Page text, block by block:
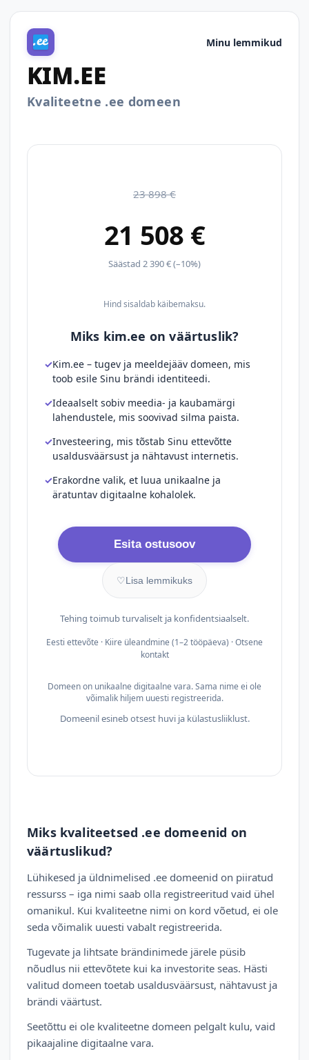
Minu lemmikud
KIM.EE
Kvaliteetne .ee domeen
23 898 €
21 508 €
Säästad 2 390 € (–10%)
Hind sisaldab käibemaksu.
Miks kim.ee on väärtuslik?
Kim.ee – tugev ja meeldejääv domeen, mis
toob esile Sinu brändi identiteedi.
Ideaalselt sobiv meedia- ja kaubamärgi
lahendustele, mis soovivad silma paista.
Investeering, mis tõstab Sinu ettevõtte
usaldusväärsust ja nähtavust internetis.
Erakordne valik, et luua unikaalne ja
äratuntav digitaalne kohalolek.
Esita ostusoov
♡Lisa lemmikuks
Tehing toimub turvaliselt ja konfidentsiaalselt.
Eesti ettevõte · Kiire üleandmine (1–2 tööpäeva) · Otsene
kontakt
Domeen on unikaalne digitaalne vara. Sama nime ei ole
võimalik hiljem uuesti registreerida.
Domeenil esineb otsest huvi ja külastusliiklust.
Miks kvaliteetsed .ee domeenid on
väärtuslikud?
Lühikesed ja üldnimelised .ee domeenid on piiratud
ressurss – iga nimi saab olla registreeritud vaid ühel
omanikul. Kui kvaliteetne nimi on kord võetud, ei ole
seda võimalik uuesti vabalt registreerida.
Tugevate ja lihtsate brändinimede järele püsib
nõudlus nii ettevõtete kui ka investorite seas. Hästi
valitud domeen toetab usaldusväärsust, nähtavust ja
brändi väärtust.
Seetõttu ei ole kvaliteetne domeen pelgalt kulu, vaid
pikaajaline digitaalne vara.